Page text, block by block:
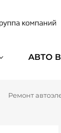
АВТО
Ремонт